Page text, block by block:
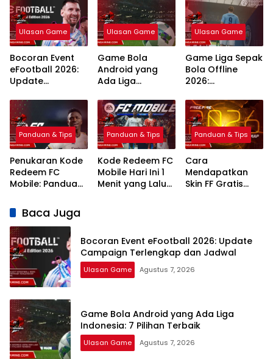
Ulasan Game
Bocoran Event
eFootball 2026:
Update
Terlengkap dan
Jadwal
Ulasan Game
Game Bola
Android yang
Ada Liga
Pilihan Terbaik
Ulasan Game
Game Liga Sepak
Bola Offline
2026:
Terbaik Grafik
Realistis
Panduan & Tips
Penukaran Kode
Redeem FC
Mobile: Panduan
2026
Panduan & Tips
Kode Redeem FC
Mobile Hari Ini 1
Menit yang Lalu
Panduan & Tips
Cara
Mendapatkan
Skin FF Gratis
Baca Juga
Bocoran Event eFootball 2026: Update
Campaign Terlengkap dan Jadwal
Ulasan Game Agustus 7, 2026
Game Bola Android yang Ada Liga
Indonesia: 7 Pilihan Terbaik
Ulasan Game Agustus 7, 2026